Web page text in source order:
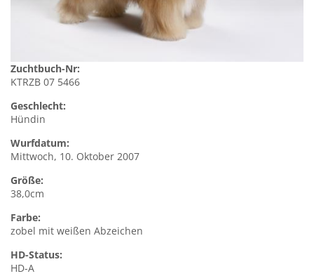
Zuchtbuch-Nr:
KTRZB 07 5466
Geschlecht:
Hündin
Wurfdatum:
Mittwoch, 10. Oktober 2007
Größe:
38,0cm
Farbe:
zobel mit weißen Abzeichen
HD-Status:
HD-A